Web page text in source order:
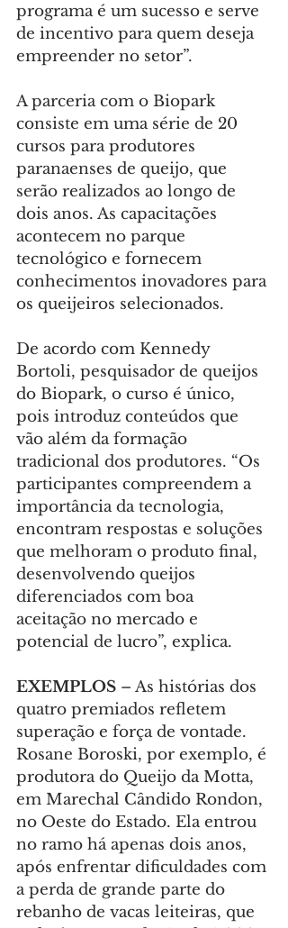
programa é um sucesso e serve
de incentivo para quem deseja
empreender no setor”.
A parceria com o Biopark
consiste em uma série de 20
cursos para produtores
paranaenses de queijo, que
serão realizados ao longo de
dois anos. As capacitações
acontecem no parque
tecnológico e fornecem
conhecimentos inovadores para
os queijeiros selecionados.
De acordo com Kennedy
Bortoli, pesquisador de queijos
do Biopark, o curso é único,
pois introduz conteúdos que
vão além da formação
tradicional dos produtores. “Os
participantes compreendem a
importância da tecnologia,
encontram respostas e soluções
que melhoram o produto final,
desenvolvendo queijos
diferenciados com boa
aceitação no mercado e
potencial de lucro”, explica.
EXEMPLOS – As histórias dos
quatro premiados refletem
superação e força de vontade.
Rosane Boroski, por exemplo, é
produtora do Queijo da Motta,
em Marechal Cândido Rondon,
no Oeste do Estado. Ela entrou
no ramo há apenas dois anos,
após enfrentar dificuldades com
a perda de grande parte do
rebanho de vacas leiteiras, que